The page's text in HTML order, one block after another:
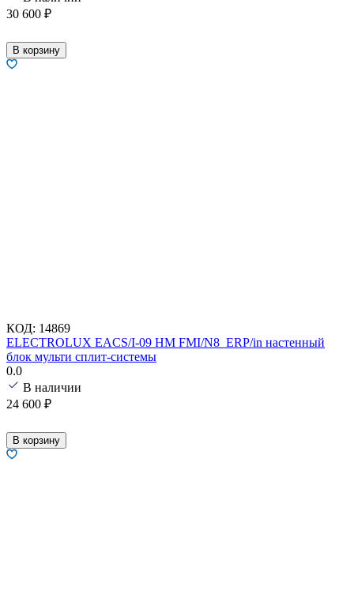
30 600 ₽
В корзину
КОД: 14869
ELECTROLUX EACS/I-09 HM FMI/N8_ERP/in настенный
блок мульти сплит-системы
0.0
В наличии
24 600 ₽
В корзину